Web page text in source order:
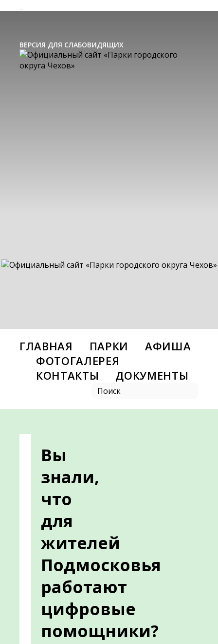
ВЕРСИЯ ДЛЯ СЛАБОВИДЯЩИХ
ГЛАВНАЯ ПАРКИ
АФИША
ФОТОГАЛЕРЕЯ
КОНТАКТЫ
ДОКУМЕНТЫ
Вы
знали,
что
для
жителей
Подмосковья
работают
цифровые
помощники?